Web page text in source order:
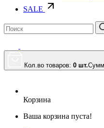
SALE
Кол.во товаров: 0 шт.
Корзина
Ваша корзина пуста!